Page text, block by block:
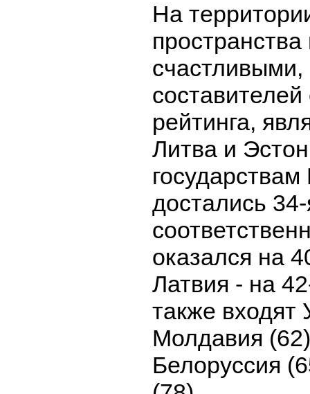
На
составителей
рейтинга,
Литва и
достались
оказался на
Латвия - на
также входят
Молдавия
Белоруссия